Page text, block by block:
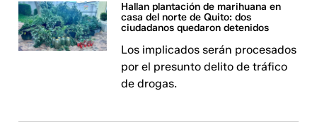
Hallan plantación de marihuana en
casa del norte de Quito: dos
ciudadanos quedaron detenidos
Los implicados serán procesados
por el presunto delito de tráfico
de drogas.